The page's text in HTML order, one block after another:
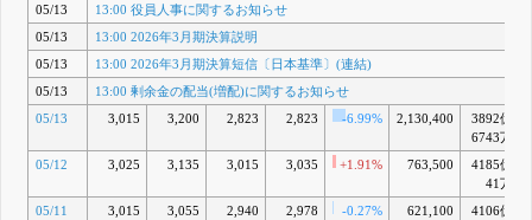
05/13
13:00 役員人事に関するお知らせ
05/13
13:00 2026年3月期決算説明
05/13
13:00 2026年3月期決算短信〔日本基準〕(連結)
05/13
13:00 剰余金の配当(増配)に関するお知らせ
05/13
3,015 3,200 2,823 2,823 -6.99% 2,130,400
3892億
6743万
05/12
3,025 3,135 3,015 3,035 +1.91% 763,500
4185億
41万
05/11
3,015 3,055 2,940 2,978 -0.27% 621,100
4106億